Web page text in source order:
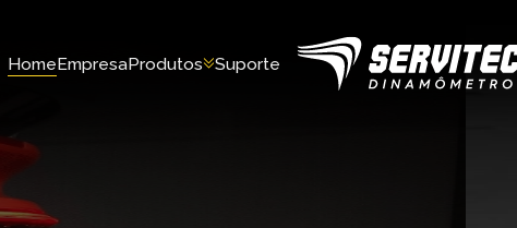
HomeEmpresaProdutos Suporte